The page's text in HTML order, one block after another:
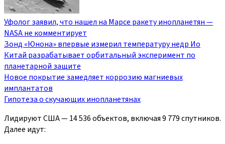
Уфолог заявил, что нашел на Марсе ракету инопланетян —
NASA не комментирует
Зонд «Юнона» впервые измерил температуру недр Ио
Китай разрабатывает орбитальный эксперимент по
планетарной защите
Новое покрытие замедляет коррозию магниевых
имплантатов
Гипотеза о скучающих инопланетянах
Лидируют США — 14 536 объектов, включая 9 779 спутников.
Далее идут: